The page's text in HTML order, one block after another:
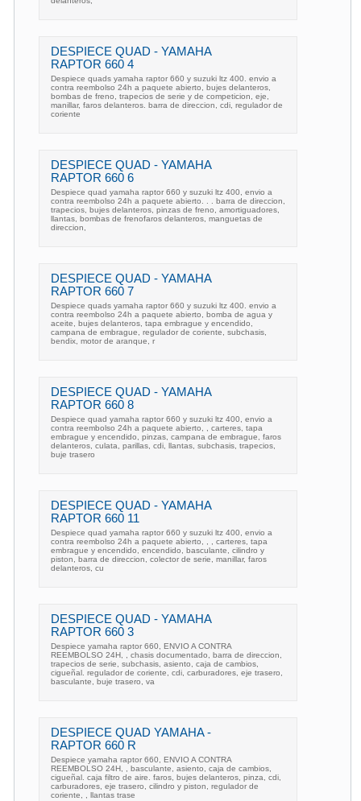
DESPIECE QUAD - YAMAHA
RAPTOR 660 4
Despiece quads yamaha raptor 660 y suzuki ltz 400. envio a
contra reembolso 24h a paquete abierto, bujes delanteros,
bombas de freno, trapecios de serie y de competicion, eje,
manillar, faros delanteros. barra de direccion, cdi, regulador de
coriente
DESPIECE QUAD - YAMAHA
RAPTOR 660 6
Despiece quad yamaha raptor 660 y suzuki ltz 400, envio a
contra reembolso 24h a paquete abierto. . . barra de direccion,
trapecios, bujes delanteros, pinzas de freno, amortiguadores,
llantas, bombas de frenofaros delanteros, manguetas de
direccion,
DESPIECE QUAD - YAMAHA
RAPTOR 660 7
Despiece quads yamaha raptor 660 y suzuki ltz 400. envio a
contra reembolso 24h a paquete abierto, bomba de agua y
aceite, bujes delanteros, tapa embrague y encendido,
campana de embrague, regulador de coriente, subchasis,
bendix, motor de aranque, r
DESPIECE QUAD - YAMAHA
RAPTOR 660 8
Despiece quad yamaha raptor 660 y suzuki ltz 400, envio a
contra reembolso 24h a paquete abierto, , carteres, tapa
embrague y encendido, pinzas, campana de embrague, faros
delanteros, culata, parillas, cdi, llantas, subchasis, trapecios,
buje trasero
DESPIECE QUAD - YAMAHA
RAPTOR 660 11
Despiece quad yamaha raptor 660 y suzuki ltz 400, envio a
contra reembolso 24h a paquete abierto, , , carteres, tapa
embrague y encendido, encendido, basculante, cilindro y
piston, barra de direccion, colector de serie, manillar, faros
delanteros, cu
DESPIECE QUAD - YAMAHA
RAPTOR 660 3
Despiece yamaha raptor 660, ENVIO A CONTRA
REEMBOLSO 24H, , chasis documentado, barra de direccion,
trapecios de serie, subchasis, asiento, caja de cambios,
cigueñal. regulador de coriente, cdi, carburadores, eje trasero,
basculante, buje trasero, va
DESPIECE QUAD YAMAHA -
RAPTOR 660 R
Despiece yamaha raptor 660, ENVIO A CONTRA
REEMBOLSO 24H, , basculante, asiento, caja de cambios,
cigueñal. caja filtro de aire. faros, bujes delanteros, pinza, cdi,
carburadores, eje trasero, cilindro y piston, regulador de
coriente, , llantas trase